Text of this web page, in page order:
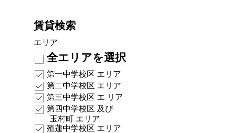
賃貸検索
エリア
全エリアを選択
第一中学校区 エリア
第二中学校区 エリア
第三中学校区 エ リア
第四中学校区 及び
玉村町 エリア
殖蓮中学校区 エリア